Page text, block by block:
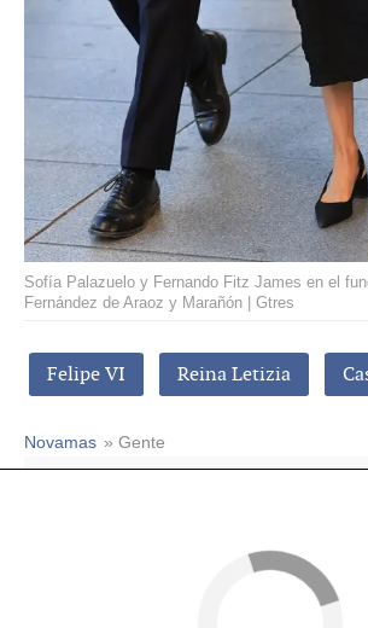
Sofía Palazuelo y Fernando Fitz James en el
Fernández de Araoz y Marañón | Gtres
Felipe VI Reina Letizia
Novamas » Gente